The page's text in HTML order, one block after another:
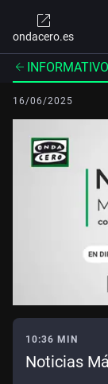
ondacero.es
16/06/2025
10:36 MIN
Noticias